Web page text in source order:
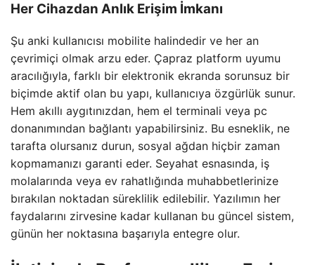
Her Cihazdan Anlık Erişim İmkanı
Şu anki kullanıcısı mobilite halindedir ve her an
çevrimiçi olmak arzu eder. Çapraz platform uyumu
aracılığıyla, farklı bir elektronik ekranda sorunsuz bir
biçimde aktif olan bu yapı, kullanıcıya özgürlük sunur.
Hem akıllı aygıtınızdan, hem el terminali veya pc
donanımından bağlantı yapabilirsiniz. Bu esneklik, ne
tarafta olursanız durun, sosyal ağdan hiçbir zaman
kopmamanızı garanti eder. Seyahat esnasında, iş
molalarında veya ev rahatlığında muhabbetlerinize
bırakılan noktadan süreklilik edilebilir. Yazılımın her
faydalarını zirvesine kadar kullanan bu güncel sistem,
günün her noktasına başarıyla entegre olur.